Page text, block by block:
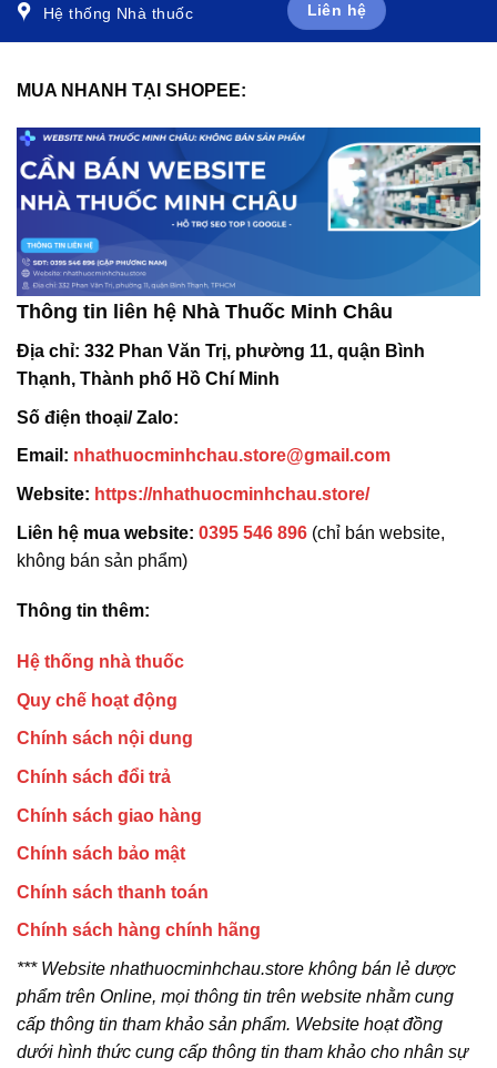
Hệ thống Nhà thuốc Liên hệ
MUA NHANH TẠI SHOPEE:
Thông tin liên hệ Nhà Thuốc Minh Châu
Địa chỉ: 332 Phan Văn Trị, phường 11, quận Bình
Thạnh, Thành phố Hồ Chí Minh
Số điện thoại/ Zalo:
Email: nhathuocminhchau.store@gmail.com
Website: https://nhathuocminhchau.store/
Liên hệ mua website: 0395 546 896 (chỉ bán website,
không bán sản phẩm)
Thông tin thêm:
Hệ thống nhà thuốc
Quy chế hoạt động
Chính sách nội dung
Chính sách đổi trả
Chính sách giao hàng
Chính sách bảo mật
Chính sách thanh toán
Chính sách hàng chính hãng
*** Website nhathuocminhchau.store không bán lẻ dược
phẩm trên Online, mọi thông tin trên website nhằm cung
cấp thông tin tham khảo sản phẩm. Website hoạt đồng
dưới hình thức cung cấp thông tin tham khảo cho nhân sự